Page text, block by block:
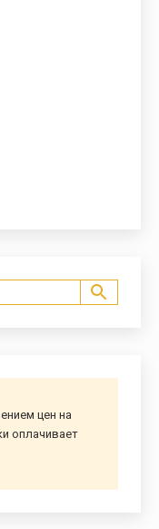
цен на
оплачивает